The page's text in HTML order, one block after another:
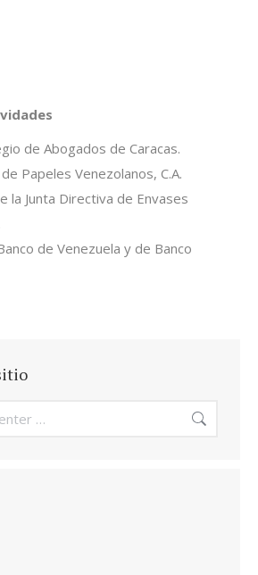
de Abogados de Caracas.
Papeles Venezolanos, C.A.
la Junta Directiva de Envases
de Venezuela y de Banco